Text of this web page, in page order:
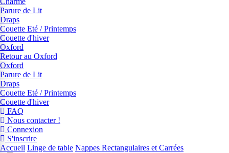
Parure de Lit
Draps
Couette Eté / Printemps
Couette d'hiver
Oxford
Retour au Oxford
Oxford
Parure de Lit
Draps
Couette Eté / Printemps
Couette d'hiver
FAQ
Nous contacter !
Connexion
S'inscrire
Accueil Linge de table Nappes Rectangulaires et Carrées